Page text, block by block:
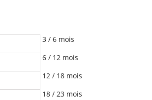
3 / 6 mois
6 / 12 mois
12 / 18 mois
18 / 23 mois